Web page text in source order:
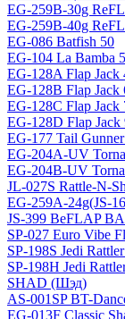
EG-259B-30g
EG-259B-40g
EG-086 Batfish 50
EG-104 La Bamba
EG-128A Flap Jack
EG-128B Flap Jack
EG-128C Flap Jack
EG-128D Flap Jack
EG-177 Tail
EG-204A-UV
EG-204B-UV
JL-027S Rattle-N-
EG-259A-24g(JS-
JS-399 BeFLAP
SP-027 Euro Vibe
SP-198S Jedi
SP-198H Jedi
SHAD (Шэд)
AS-001SP BT-
EG-013F Classic